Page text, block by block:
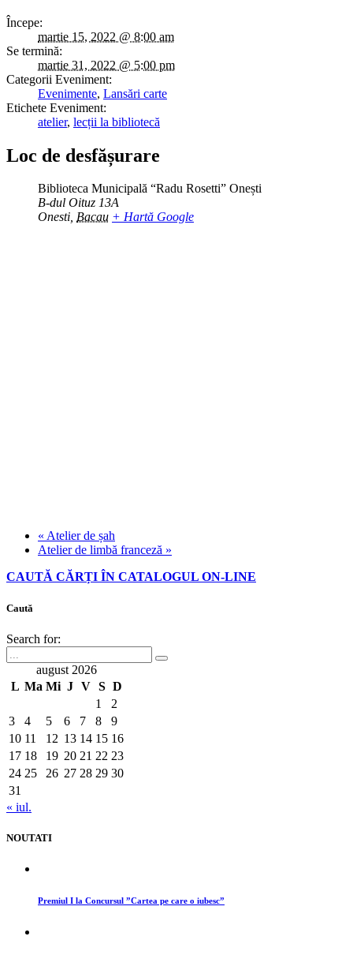
Începe:
martie 15, 2022 @ 8:00 am
Se termină:
martie 31, 2022 @ 5:00 pm
Categorii Eveniment:
Evenimente, Lansări carte
Etichete Eveniment:
atelier, lecții la bibliotecă
Loc de desfășurare
Biblioteca Municipală “Radu Rosetti” Onești
B-dul Oituz 13A
Onesti, Bacau + Hartă Google
« Atelier de șah
Atelier de limbă franceză »
CAUTĂ CĂRȚI ÎN CATALOGUL ON-LINE
Caută
Search for:
august 2026
L Ma Mi J V S D
1
2
3
4 5 6 7 8
9
10 11 12 13 14 15 16
17 18 19 20 21 22 23
24 25 26 27 28 29 30
31
« iul.
NOUTATI
Premiul I la Concursul ”Cartea pe care o iubesc”